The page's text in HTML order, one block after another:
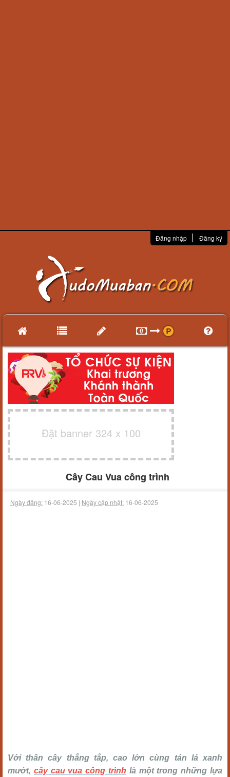
Đăng nhập Đăng ký
Đặt banner 324 x 100
Cây Cau Vua công trình
Ngày đăng: 16-06-2025 | Ngày cập nhật: 16-06-2025
Với thân cây thẳng tắp, cao lớn cùng tán lá xanh
mướt, cây cau vua công trình là một trong những lựa